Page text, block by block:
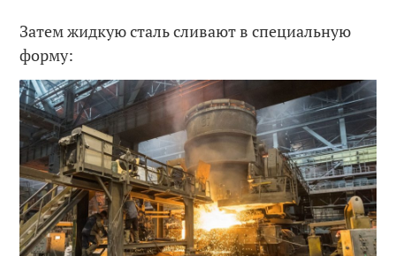
Затем жидкую сталь сливают в специальную
форму: